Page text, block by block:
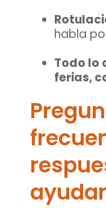
habla
Todo lo
ferias,